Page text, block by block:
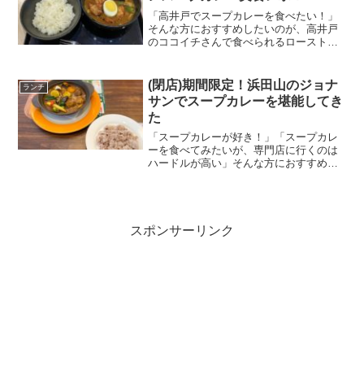
「高井戸でスープカレーを食べたい！」
そんな方におすすめしたいのが、高井戸
のココイチさんで食べられるローストチ
れる一品。スパイシーでスプーンが進
み、ストレス発散もできます...
ランチ
(閉店)期間限定！浜田山のジョナ
サンでスープカレーを堪能してき
た
「スープカレーが好き！」「スープカレ
ーを食べてみたいが、専門店に行くのは
ハードルが高い」そんな方におすすめな
スポンサーリンク